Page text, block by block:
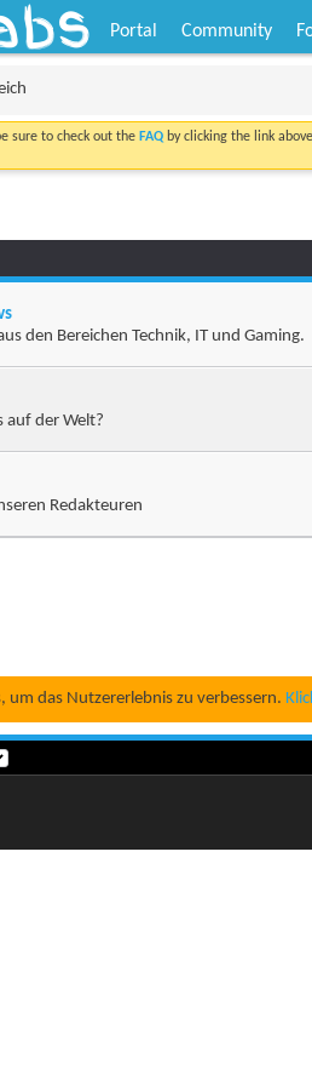
Portal Community
sure to check out the FAQ by clicking the link
den Bereichen Technik, IT und Gaming.
auf der Welt?
Redakteuren
um das Nutzererlebnis zu verbessern.